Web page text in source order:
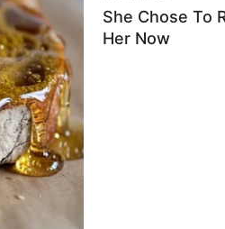
She Chose To
Her Now